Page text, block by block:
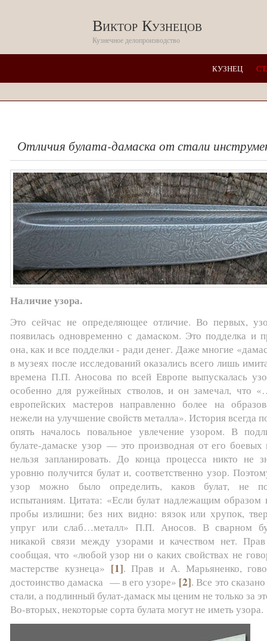
Виктор Кузнецов
Кузнечное делопроизводство
КУЗНЕЦ
Отличия булата-дамаска от стали
Наличие узора.
Это сейчас не определяющее отличие. Во первых,
появилась одновременно с дамаском. Это подделка и
она, как и все подделки - ради денег. Даже многие
в музеях после исследований оказались всего лишь
времена П.П. Аносова по всей Европе выпускалась
особенно для ружейных стволов, и он замечал, что
европейских мастеров направленно более на
нежели на улучшение свойств металла». История всегда
опять началось повальное увлечение узором. В
булате-дамаске узор — это производная от его боевых
нельзя запланировать. До конца процесса никто не
уровню получится булат и, соответственно узор.
узор можно было определить, каков булат, не
испытаниям. Цитата: «Если булат надлежащим образом
пробы излишни; без них видно: вязок или хрупок,
упруг или слаб…металл» П.П. Аносов. В сварном
никакой связи между узорами и качеством нет.
сообщая, что «любой узор ни о каких свойствах не
мастерстве кузнеца» [1]. Прав и А. Марьяненко,
достоинство дамаска — в его узоре» [2]. Все это
стали, а подлинный булат-дамаск мы ценим не только за
Во-вторых, некоторые сорта булата могут не иметь узора.